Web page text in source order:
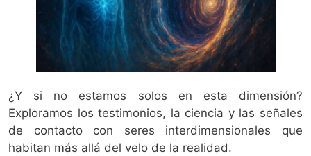
¿Y si no estamos solos en esta dimensión?
Exploramos los testimonios, la ciencia y las señales
de contacto con seres interdimensionales que
habitan más allá del velo de la realidad.